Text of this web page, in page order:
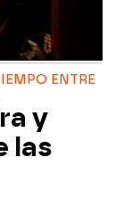
ENTRE
y
las